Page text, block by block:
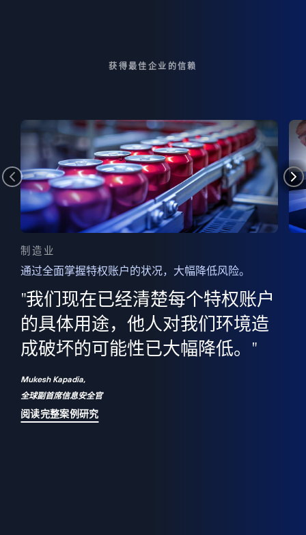
获得最佳企业的信赖
制造业
通过全面掌握特权账户的状况，大幅降低风险。
"我们现在已经清楚每个特权账户
的具体用途，他人对我们环境造
成破坏的可能性已大幅降低。"
Mukesh Kapadia,
全球副首席信息安全官
阅读完整案例研究